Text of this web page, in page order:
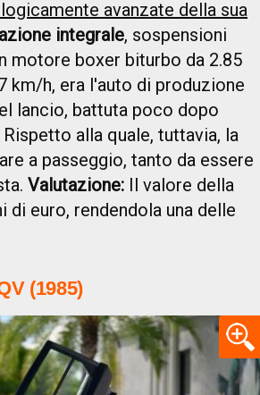
avanzate della sua
integrale, sospensioni
motore boxer biturbo da 2.85
km/h, era l'auto di produzione
lancio, battuta poco dopo
alla quale, tuttavia, la
a passeggio, tanto da essere
Valutazione: Il valore della
di euro, rendendola una delle
(1985)